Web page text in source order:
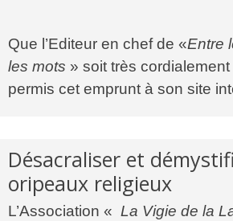
Que l’Editeur en chef de «Entre
les mots » soit très cordialement
permis cet emprunt à son site
Désacraliser et
oripeaux religieux
L’Association « La Vigie de la